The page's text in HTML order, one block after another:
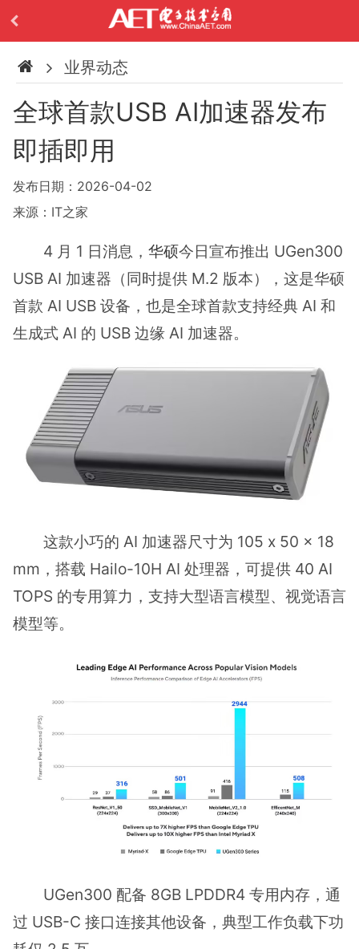
业界动态
全球首款USB AI加速器发布
即插即用
发布日期：2026-04-02
来源：IT之家
4 月 1 日消息，华硕今日宣布推出 UGen300
USB AI 加速器（同时提供 M.2 版本），这是华硕
首款 AI USB 设备，也是全球首款支持经典 AI 和
生成式 AI 的 USB 边缘 AI 加速器。
这款小巧的 AI 加速器尺寸为 105 x 50 x 18
mm，搭载 Hailo-10H AI 处理器，可提供 40 AI
TOPS 的专用算力，支持大型语言模型、视觉语言
模型等。
UGen300 配备 8GB LPDDR4 专用内存，通
过 USB-C 接口连接其他设备，典型工作负载下功